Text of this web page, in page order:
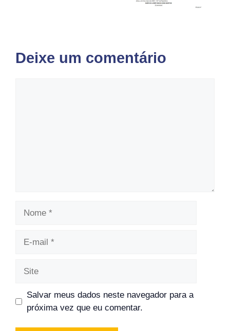
Deixe um comentário
Salvar meus dados neste navegador para a
próxima vez que eu comentar.